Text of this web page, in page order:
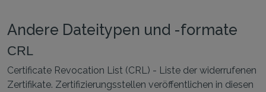
Andere Dateitypen und -formate
CRL
Certificate Revocation List (CRL) - Liste der widerrufenen
Zertifikate. Zertifizierungsstellen veröffentlichen in diesen